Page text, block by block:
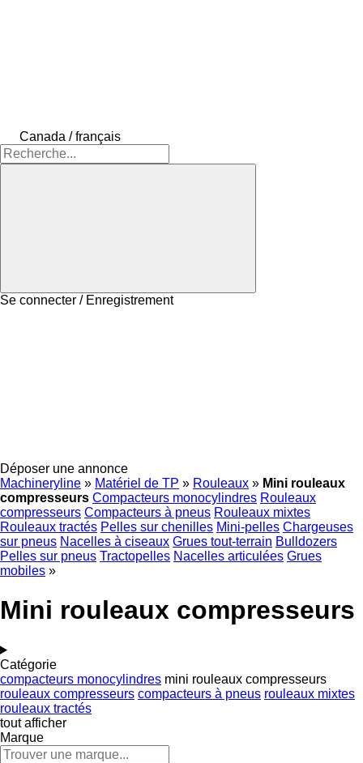
Canada / français
Se connecter / Enregistrement
Déposer une annonce
Machineryline » Matériel de TP » Rouleaux » Mini rouleaux
compresseurs Compacteurs monocylindres Rouleaux
compresseurs Compacteurs à pneus Rouleaux mixtes
Rouleaux tractés Pelles sur chenilles Mini-pelles Chargeuses
sur pneus Nacelles à ciseaux Grues tout-terrain Bulldozers
Pelles sur pneus Tractopelles Nacelles articulées Grues
mobiles »
Mini rouleaux compresseurs
Catégorie
compacteurs monocylindres mini rouleaux compresseurs
rouleaux compresseurs compacteurs à pneus rouleaux mixtes
rouleaux tractés
tout afficher
Marque